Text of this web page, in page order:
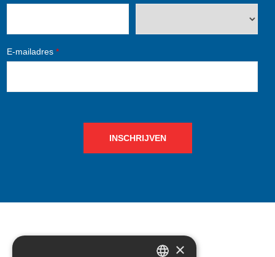
E-mailadres *
INSCHRIJVEN
×